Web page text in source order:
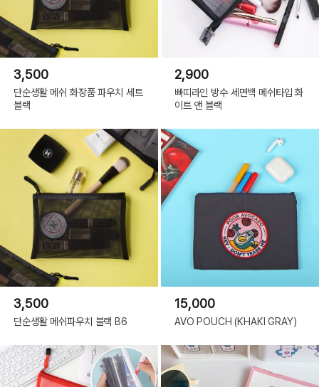
3,500
단순생활 메쉬 화장품 파우치 세트
블랙
2,900
빠띠라인 방수 세면백 메쉬타입 화
이트 앤 블랙
3,500
단순생활 메쉬파우치 블랙 B6
15,000
AVO POUCH (KHAKI GRAY)